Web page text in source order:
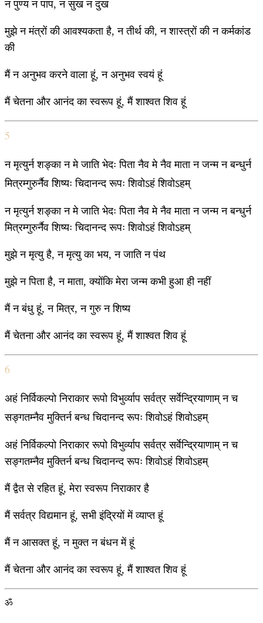
न पुण्य न पाप, न सुख न दुख
मुझे न मंत्रों की आवश्यकता है, न तीर्थ की, न शास्त्रों की न कर्मकांड
की
मैं न अनुभव करने वाला हूं, न अनुभव स्वयं हूं
मैं चेतना और आनंद का स्वरूप हूं, मैं शाश्वत शिव हूं
5
न मृत्युर्न शङ्का न मे जाति भेदः पिता नैव मे नैव माता न जन्म न बन्धुर्न
मित्रम्गुरुर्नैव शिष्यः चिदानन्द रूपः शिवोऽहं शिवोऽहम्
न मृत्युर्न शङ्का न मे जाति भेदः पिता नैव मे नैव माता न जन्म न बन्धुर्न
मित्रम्गुरुर्नैव शिष्यः चिदानन्द रूपः शिवोऽहं शिवोऽहम्
मुझे न मृत्यु है, न मृत्यु का भय, न जाति न पंथ
मुझे न पिता है, न माता, क्योंकि मेरा जन्म कभी हुआ ही नहीं
मैं न बंधु हूं, न मित्र, न गुरु न शिष्य
मैं चेतना और आनंद का स्वरूप हूं, मैं शाश्वत शिव हूं
6
अहं निर्विकल्पो निराकार रूपो विभुर्व्याप सर्वत्र सर्वेन्द्रियाणाम् न च
सङ्गतम्नैव मुक्तिर्न बन्ध चिदानन्द रूपः शिवोऽहं शिवोऽहम्
अहं निर्विकल्पो निराकार रूपो विभुर्व्याप सर्वत्र सर्वेन्द्रियाणाम् न च
सङ्गतम्नैव मुक्तिर्न बन्ध चिदानन्द रूपः शिवोऽहं शिवोऽहम्
मैं द्वैत से रहित हूं, मेरा स्वरूप निराकार है
मैं सर्वत्र विद्यमान हूं, सभी इंद्रियों में व्याप्त हूं
मैं न आसक्त हूं, न मुक्त न बंधन में हूं
मैं चेतना और आनंद का स्वरूप हूं, मैं शाश्वत शिव हूं
ॐ